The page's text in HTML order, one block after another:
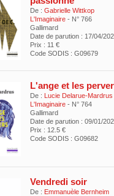
De : Gabrielle Wittkop
L'Imaginaire - N° 766
Gallimard
Date de parution : 17/04/
Prix : 11 €
Code SODIS : G09679
L'ange et les
De : Lucie Delarue-Mardrus
L'Imaginaire - N° 764
Gallimard
Date de parution : 09/01/
Prix : 12.5 €
Code SODIS : G09682
Vendredi soir
De : Emmanuèle Bernheim